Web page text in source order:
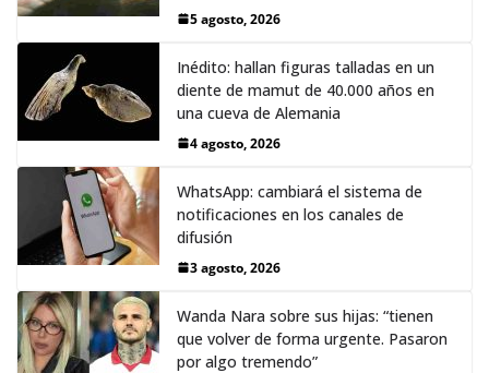
5 agosto, 2026
Inédito: hallan figuras talladas en un
diente de mamut de 40.000 años en
una cueva de Alemania
4 agosto, 2026
WhatsApp: cambiará el sistema de
notificaciones en los canales de
difusión
3 agosto, 2026
Wanda Nara sobre sus hijas: “tienen
que volver de forma urgente. Pasaron
por algo tremendo”